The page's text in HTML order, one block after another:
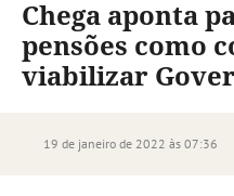
Chega aponta
pensões como
viabilizar
19 de janeiro de 2022 às 07:36